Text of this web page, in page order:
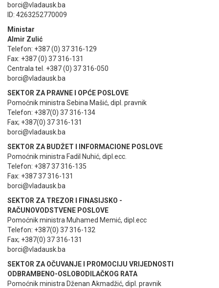
borci@vladausk.ba
ID: 4263252770009
Ministar
Almir Zulić
Telefon: +387 (0) 37 316-129
Fax: +387 (0) 37 316-131
Centrala tel. +387 (0) 37 316-050
borci@vladausk.ba
SEKTOR ZA PRAVNE I OPĆE POSLOVE
Pomoćnik ministra Sebina Mašić, dipl. pravnik
Telefon: +387(0) 37 316-134
Fax; +387(0) 37 316-131
borci@vladausk.ba
SEKTOR ZA BUDŽET I INFORMACIONE POSLOVE
Pomoćnik ministra Fadil Nuhić, dipl.ecc.
Telefon: +387 37 316-135
Fax: +387 37 316-131
borci@vladausk.ba
SEKTOR ZA TREZOR I FINASIJSKO -
RAČUNOVODSTVENE POSLOVE
Pomoćnik ministra Muhamed Memić, dipl.ecc
Telefon: +387(0) 37 316-132
Fax; +387(0) 37 316-131
borci@vladausk.ba
SEKTOR ZA OČUVANJE I PROMOCIJU VRIJEDNOSTI
ODBRAMBENO-OSLOBODILAČKOG RATA
Pomoćnik ministra Dženan Akmadžić, dipl. pravnik